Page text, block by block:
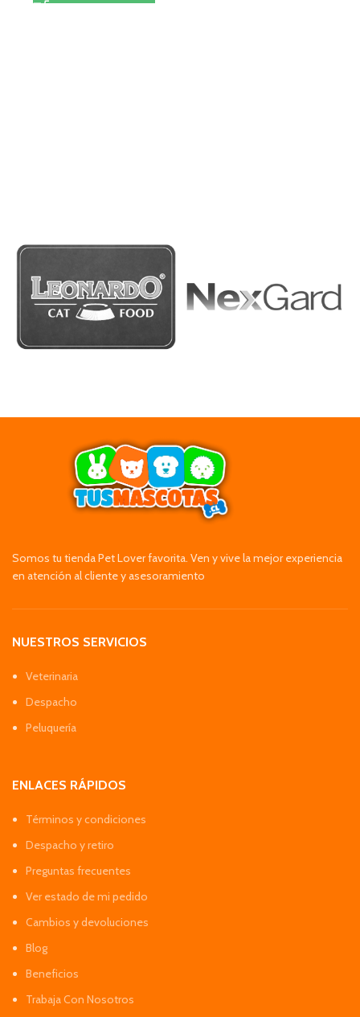
Somos tu tienda Pet Lover favorita. Ven y vive la mejor experiencia
en atención al cliente y asesoramiento
NUESTROS SERVICIOS
Veterinaria
Despacho
Peluquería
ENLACES RÁPIDOS
Términos y condiciones
Despacho y retiro
Preguntas frecuentes
Ver estado de mi pedido
Cambios y devoluciones
Blog
Beneficios
Trabaja Con Nosotros